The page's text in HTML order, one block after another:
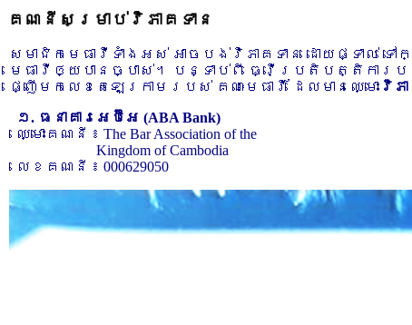
គណនីសម្រាប់វិភាគទាន
សមាជិកមេធាវីទាំងអស់ អាចបង់វិភាគទាន ដោយផ្ទាល់
មេធាវីឲ្យបានច្បាស់។ បន្ទាប់ពី ធ្វើប្រតិបត្តិការ
ផ្ញើមកលេខតេឡេក្រាមរបស់ គណៈមេធាវី ដែលមានឈ្មោះ វិភ
១. ធនាគារអេប៊ីអេ (ABA Bank)
ឈ្មោះគណនី ៖ The Bar Association of the
Kingdom of Cambodia
លេខគណនី ៖ 000629050